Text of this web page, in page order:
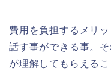
費用を負担するメリ
話す事ができる事。
が理解してもらえるこ